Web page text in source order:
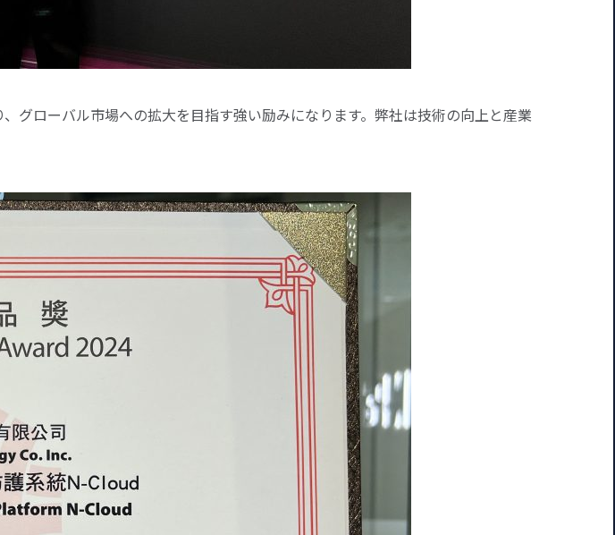
グローバル市場への拡大を目指す強い励みになります。弊社は技術の向上と産業